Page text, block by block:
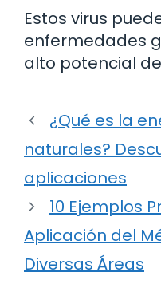
Estos virus
enfermedades
alto potencial
¿Qué es la
naturales?
aplicaciones
10 Ejemplos
Aplicación del
Diversas Áreas